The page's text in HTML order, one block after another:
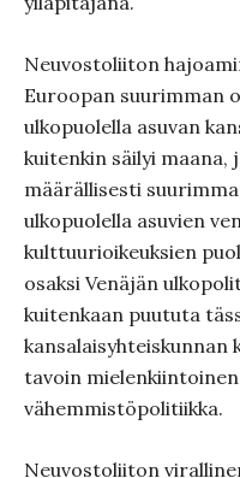
Neuvostoliiton
Euroopan suurimman
ulkopuolella asuvan
kuitenkin säilyi maana,
määrällisesti
ulkopuolella asuvien
kulttuurioikeuksien
osaksi Venäjän
kuitenkaan puututa
kansalaisyhteiskunnan
tavoin mielenkiintoinen
vähemmistöpolitiikka.
Neuvostoliiton